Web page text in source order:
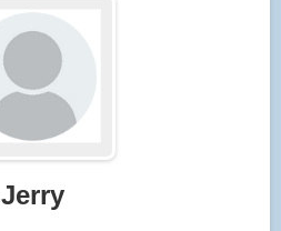
Jerry